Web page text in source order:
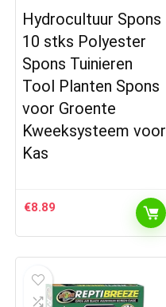
Hydrocultuur Spons
10 stks Polyester
Spons Tuinieren
Tool Planten Spons
voor Groente
Kweeksysteem voor
Kas
€8.89